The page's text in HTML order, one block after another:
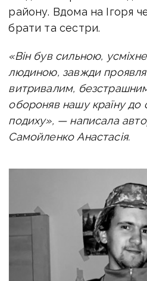
району. Вдома на Ігоря
брати та сестри.
«Він був сильною,
людиною, завжди
витривалим,
обороняв нашу країну до
подиху», — написала
Самойленко Анастасія.